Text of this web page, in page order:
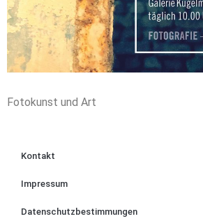
Fotokunst und Art
Kontakt
Impressum
Datenschutzbestimmungen